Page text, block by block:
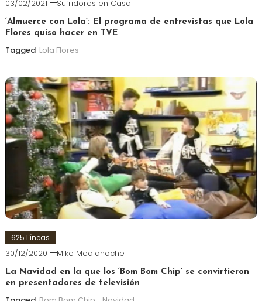
03/02/2021 Sufridores en Casa
‘Almuerce con Lola’: El programa de entrevistas que Lola
Flores quiso hacer en TVE
Tagged Lola Flores
625 Líneas
30/12/2020 Mike Medianoche
La Navidad en la que los ‘Bom Bom Chip’ se convirtieron
en presentadores de televisión